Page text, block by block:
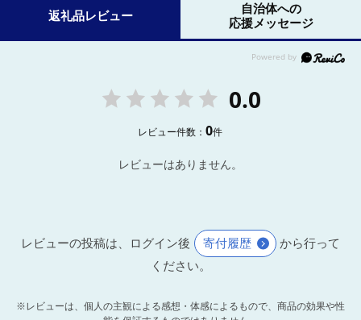
返礼品レビュー
自治体への
応援メッセージ
0.0
レビュー件数：0件
レビューはありません。
レビューの投稿は、ログイン後 寄付履歴
から行って
ください。
※レビューは、個人の主観による感想・体感によるもので、商品の効果や性